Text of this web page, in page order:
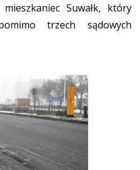
Suwałk, który
trzech sądowych